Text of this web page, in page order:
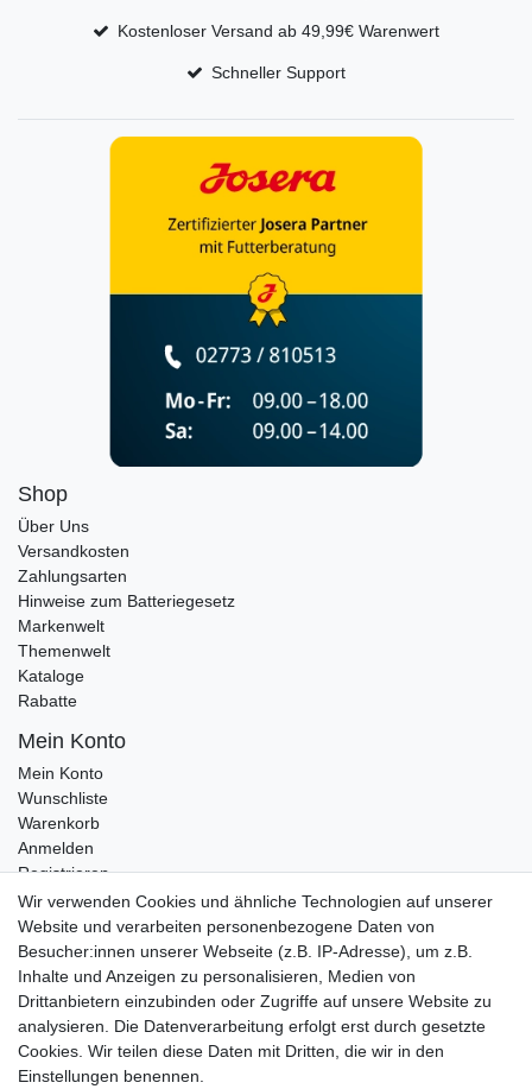
Kostenloser Versand ab 49,99€ Warenwert
Schneller Support
Shop
Über Uns
Versandkosten
Zahlungsarten
Hinweise zum Batteriegesetz
Markenwelt
Themenwelt
Kataloge
Rabatte
Mein Konto
Mein Konto
Wunschliste
Warenkorb
Anmelden
Registrieren
Kontakt
Newsletter Anmeldung
Newsletter Abmeldung
Wir verwenden Cookies und ähnliche Technologien auf unserer
Website und verarbeiten personenbezogene Daten von
Besucher:innen unserer Webseite (z.B. IP-Adresse), um z.B.
Inhalte und Anzeigen zu personalisieren, Medien von
Drittanbietern einzubinden oder Zugriffe auf unsere Website zu
analysieren. Die Datenverarbeitung erfolgt erst durch gesetzte
Cookies. Wir teilen diese Daten mit Dritten, die wir in den
Einstellungen benennen.